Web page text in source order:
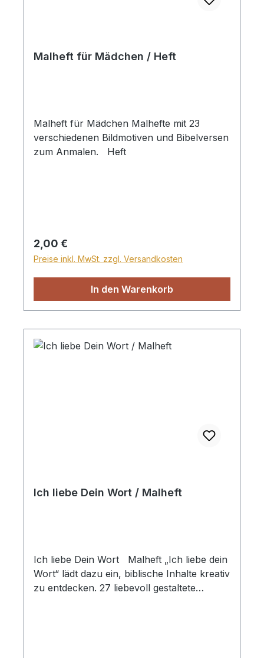
Malheft für Mädchen / Heft
Malheft für Mädchen Malhefte mit 23
verschiedenen Bildmotiven und Bibelversen
zum Anmalen. Heft
Regulärer Preis:
2,00 €
Preise inkl. MwSt. zzgl. Versandkosten
In den Warenkorb
Ich liebe Dein Wort / Malheft
Ich liebe Dein Wort Malheft „Ich liebe dein
Wort“ lädt dazu ein, biblische Inhalte kreativ
zu entdecken. 27 liebevoll gestaltete